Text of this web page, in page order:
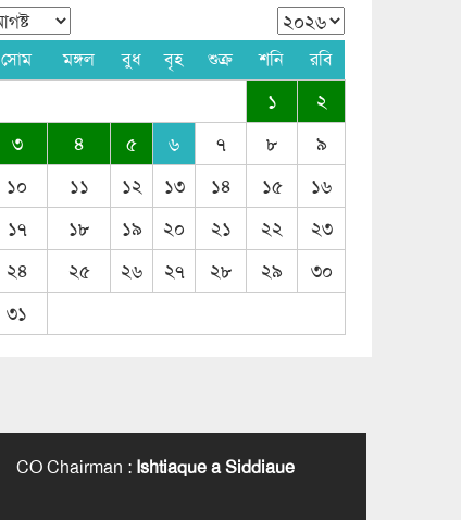
সোম মঙ্গল বুধ বৃহ শুক্র শনি রবি
১
২
৩
৪ ৫ ৬ ৭ ৮
৯
১০
১১ ১২ ১৩ ১৪ ১৫
১৬
১৭
১৮ ১৯ ২০ ২১ ২২
২৩
২৪
২৫ ২৬ ২৭ ২৮ ২৯
৩০
৩১
CO Chairman : Ishtiaque a Siddiaue